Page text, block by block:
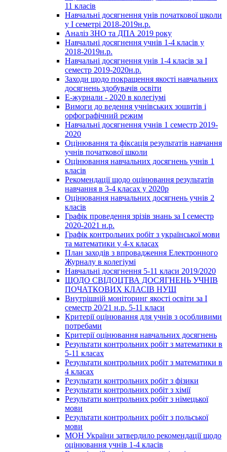
11 класів
Навчальні досягнення унів початкової щколи
у І семетрі 2018-2019н.р.
Аналіз ЗНО та ДПА 2019 року
Навчальні досягнення учнів 1-4 класів у
2018-2019н.р.
Навчальні досягнення унів 1-4 класів за І
семестр 2019-2020н.р.
Заходи щодо покращення якості навчальних
досягнень здобувачів освіти
Е-журнали - 2020 в колегіумі
Вимоги до ведення учнівських зошитів і
орфографічний режим
Навчальні досягнення учнів 1 семестр 2019-
2020
Оцінювання та фіксація результатів навчання
учнів початкової школи
Оцінювання навчальних досягнень учнів 1
класів
Рекомендації щодо оцінювання результатів
навчання в 3-4 класах у 2020р
Оцінювання навчальних досягнень учнів 2
класів
Графік проведення зрізів знань за І семестр
2020-2021 н.р.
Графік контрольних робіт з української мови
та математики у 4-х класах
План заходів з впровадження Електронного
Журналу в колегіумі
Навчальні досягнення 5-11 класи 2019/2020
ЩОДО СВІДОЦТВА ДОСЯГНЕНЬ УЧНІВ
ПОЧАТКОВИХ КЛАСІВ НУШ
Внутрішній моніторинг якості освіти за І
семестр 20/21 н.р. 5-11 класи
Критерії оцінювання для учнів з особливими
потребами
Критерії оцінювання навчальних досягнень
Результати контрольних робіт з математики в
5-11 класах
Результати контрольних робіт з математики в
4 класах
Результати контрольних робіт з фізики
Результати контрольних робіт з хімії
Результати контрольних робіт з німецької
мови
Результати контрольних робіт з польської
мови
МОН України затвердило рекомендації щодо
оцінювання учнів 1-4 класів